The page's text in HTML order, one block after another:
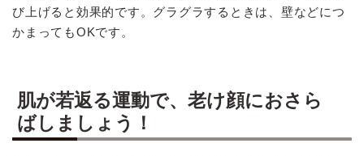
び上げると効果的です。グラグラするときは、壁などにつ
かまってもOKです。
肌が若返る運動で、老け顔におさら
ばしましょう！